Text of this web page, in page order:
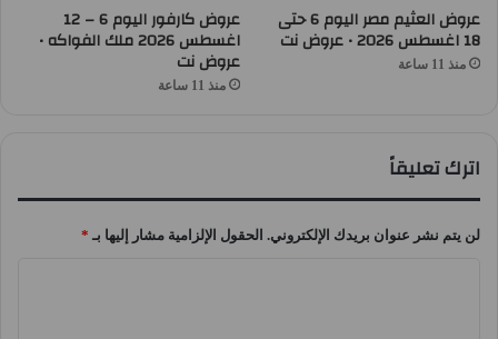
عروض العثيم مصر اليوم 6 حتى
18 اغسطس 2026 • عروض نت
منذ 11 ساعة
عروض كارفور اليوم 6 – 12
اغسطس 2026 ملك الفواكه •
عروض نت
منذ 11 ساعة
اترك تعليقاً
لن يتم نشر عنوان بريدك الإلكتروني. الحقول الإلزامية مشار إليها بـ *